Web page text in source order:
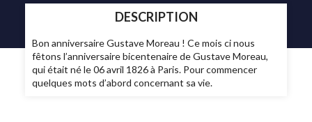
DESCRIPTION
Bon anniversaire Gustave Moreau ! Ce mois ci nous
fêtons l’anniversaire bicentenaire de Gustave Moreau,
qui était né le 06 avril 1826 à Paris. Pour commencer
quelques mots d’abord concernant sa vie.